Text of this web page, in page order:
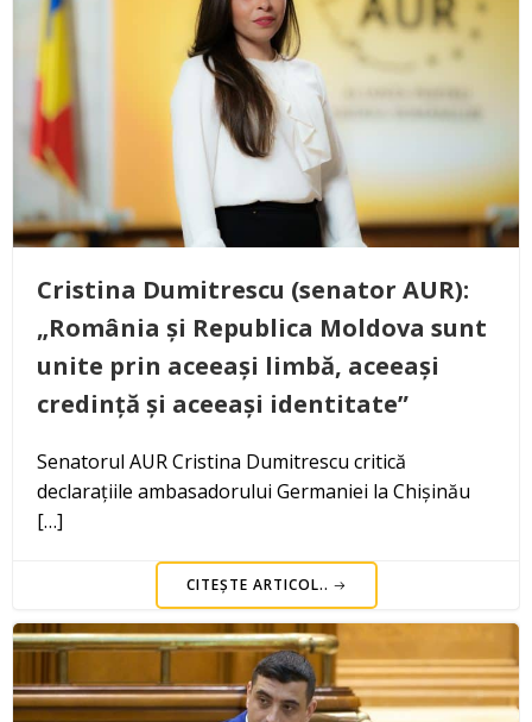
Cristina Dumitrescu (senator AUR):
„România și Republica Moldova sunt
unite prin aceeași limbă, aceeași
credință și aceeași identitate”
Senatorul AUR Cristina Dumitrescu critică
declarațiile ambasadorului Germaniei la Chișinău
[…]
CITEȘTE ARTICOL..